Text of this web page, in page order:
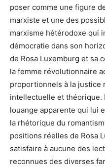
poser comme une figure
marxiste et une des
marxisme hétérodoxe qui
démocratie dans son
de Rosa Luxemburg et sa
la femme révolutionnaire
proportionnels à la justice
intellectuelle et théorique.
louange apparente qui lui
la rhétorique du
positions réelles de Rosa
satisfaire à aucune des
reconnues des diverses